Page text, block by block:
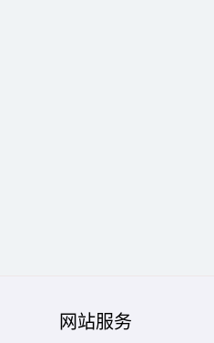
网站服务